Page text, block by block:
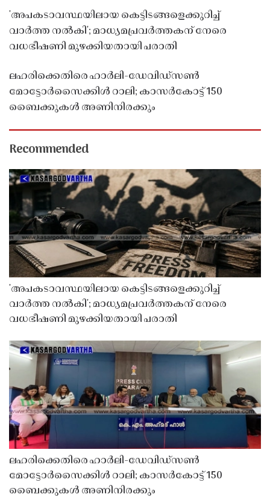
'അപകടാവസ്ഥയിലായ കെട്ടിടങ്ങളെക്കുറിച്ച്
വാർത്ത നൽകി'; മാധ്യമപ്രവർത്തകന് നേരെ
വധഭീഷണി മുഴക്കിയതായി പരാതി
ലഹരിക്കെതിരെ ഹാർലി-ഡേവിഡ്‌സൺ
മോട്ടോർസൈക്കിൾ റാലി; കാസർകോട്ട് 150
ബൈക്കുകൾ അണിനിരക്കും
Recommended
'അപകടാവസ്ഥയിലായ കെട്ടിടങ്ങളെക്കുറിച്ച്
വാർത്ത നൽകി'; മാധ്യമപ്രവർത്തകന് നേരെ
വധഭീഷണി മുഴക്കിയതായി പരാതി
ലഹരിക്കെതിരെ ഹാർലി-ഡേവിഡ്‌സൺ
മോട്ടോർസൈക്കിൾ റാലി; കാസർകോട്ട് 150
ബൈക്കുകൾ അണിനിരക്കും